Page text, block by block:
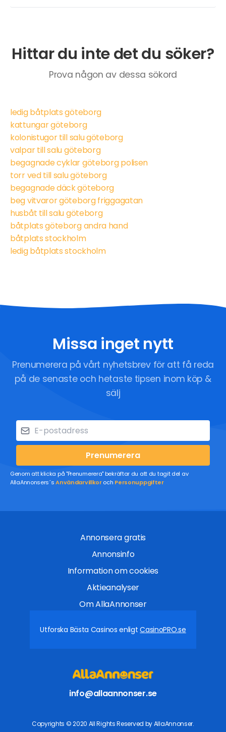
Hittar du inte det du söker?
Prova någon av dessa sökord
ledig båtplats göteborg
kattungar göteborg
kolonistugor till salu göteborg
valpar till salu göteborg
begagnade cyklar göteborg polisen
torr ved till salu göteborg
begagnade däck göteborg
beg vitvaror göteborg friggagatan
husbåt till salu göteborg
båtplats göteborg andra hand
båtplats stockholm
ledig båtplats stockholm
Missa inget nytt
Prenumerera på vårt nyhetsbrev för att få reda
på de senaste och hetaste tipsen inom köp &
sälj
Prenumerera
Genom att klicka på "Prenumerera" bekräftar du att du tagit del av
AllaAnnonsers´sAnvändarvillkoroch Personuppgifter
Annonsera gratis
Annonsinfo
Information om cookies
Aktieanalyser
Om AllaAnnonser
Utforska Bästa Casinos enligtCasinoPRO.se
info@allaannonser.se
Copyrights © 2020 All Rights Reserved by AllaAnnonser.